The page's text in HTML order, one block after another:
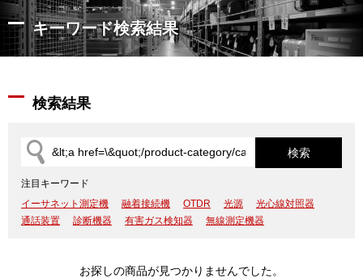
キーワード検索結果
検索結果
注目キーワード
イーサネット測定機
融着接続機 OTDR 光源
光心線対照器
通話装置
診断機器 有害ガス検知器 無線測定機器
お探しの商品が見つかりませんでした。